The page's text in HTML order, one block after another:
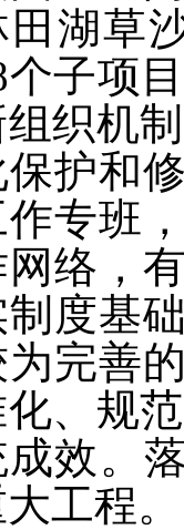
田湖草
个子项
织机
护和
作专班
网络，
制度基
为完善
、规
成效。
工程